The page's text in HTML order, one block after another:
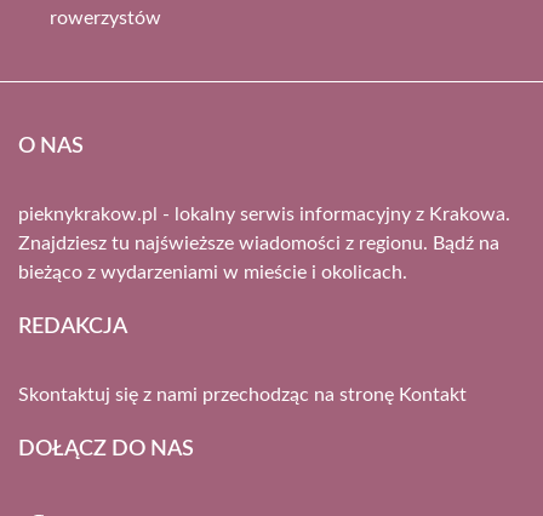
rowerzystów
O NAS
pieknykrakow.pl - lokalny serwis informacyjny z Krakowa.
Znajdziesz tu najświeższe wiadomości z regionu. Bądź na
bieżąco z wydarzeniami w mieście i okolicach.
REDAKCJA
Skontaktuj się z nami przechodząc na stronę Kontakt
DOŁĄCZ DO NAS